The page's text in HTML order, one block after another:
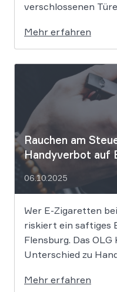
verschlossenen
Flughafen – wenn
die alles
eigentlich […]
Mehr erfahren
Rauchen am
Handyverbot auf
06.10.2025
Wer E-Zigaretten
riskiert ein saftiges
Flensburg. Das
Unterschied zu
Autofahrt zu
Mehr erfahren